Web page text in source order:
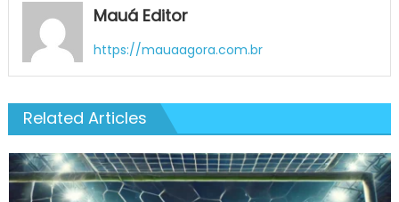
Mauá Editor
https://mauaagora.com.br
Related Articles